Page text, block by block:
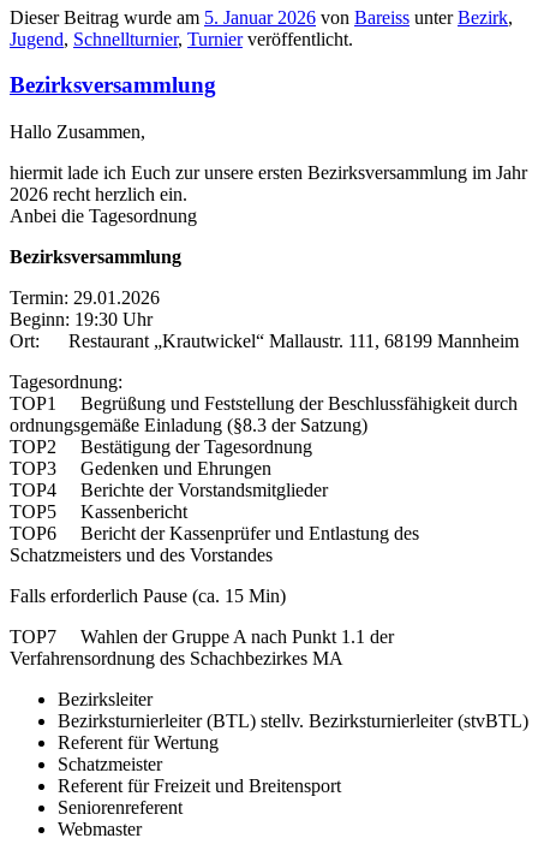
Dieser Beitrag wurde am 5. Januar 2026 von Bareiss unterBezirk,
Jugend, Schnellturnier, Turnierveröffentlicht.
Bezirksversammlung
Hallo Zusammen,
hiermit lade ich Euch zur unsere ersten Bezirksversammlung im Jahr
2026 recht herzlich ein.
Anbei die Tagesordnung
Bezirksversammlung
Termin: 29.01.2026
Beginn: 19:30 Uhr
Ort: Restaurant „Krautwickel“ Mallaustr. 111, 68199 Mannheim
Tagesordnung:
TOP1 Begrüßung und Feststellung der Beschlussfähigkeit durch
ordnungsgemäße Einladung (§8.3 der Satzung)
TOP2 Bestätigung der Tagesordnung
TOP3 Gedenken und Ehrungen
TOP4 Berichte der Vorstandsmitglieder
TOP5 Kassenbericht
TOP6 Bericht der Kassenprüfer und Entlastung des
Schatzmeisters und des Vorstandes
Falls erforderlich Pause (ca. 15 Min)
TOP7 Wahlen der Gruppe A nach Punkt 1.1 der
Verfahrensordnung des Schachbezirkes MA
Bezirksleiter
Bezirksturnierleiter (BTL) stellv. Bezirksturnierleiter (stvBTL)
Referent für Wertung
Schatzmeister
Referent für Freizeit und Breitensport
Seniorenreferent
Webmaster